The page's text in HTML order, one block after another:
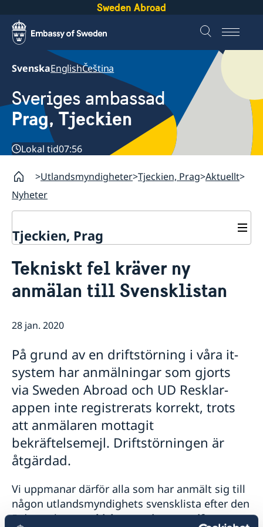
Sweden Abroad
SvenskaEnglishČeština
Sveriges ambassad
Prag, Tjeckien
Lokal tid07:56
Utlandsmyndigheter Tjeckien, Prag Aktuellt
Nyheter
Tjeckien, Prag
Om oss
Ambassadören
Försvarsavdelningen
Dataskyddspolicy (GDPR)
Så stöttar vi svenska företag
Team Sweden
Så kan du få stöd
Svenska företag i Tjeckien
Anmäl handelshinder
Nyheter
Adventsgudstjänst på svenska
Filmvisning under bar himmel: Hammarskjöld
Praktikant sökes!
Nya statsråd på Utrikesdepartementet
Regeringens prioriteringar i utrikes- och
säkerhetspolitiken med anledning av Sveriges
medlemskap i Nato
Regeringens prioriteringar i utrikesdeklarationen
2024
Luciakonsert i Strahovklostret
höstterminen 2024
Filmvisning under bar himmel: Erotikon
Praktikant till Sveriges ambassad i Prag
Nyhetsbrev - Svenskar i världen
Tekniskt fel kräver ny
anmälan till Svensklistan
28 jan. 2020
På grund av en driftstörning i våra it-
system har anmälningar som gjorts
via Sweden Abroad och UD Resklar-
appen inte registrerats korrekt, trots
att anmälaren mottagit
bekräftelsemejl. Driftstörningen är
åtgärdad.
Vi uppmanar därför alla som har anmält sig till
någon utlandsmyndighets svensklista efter den
5 december attskicka om sina uppgifter,